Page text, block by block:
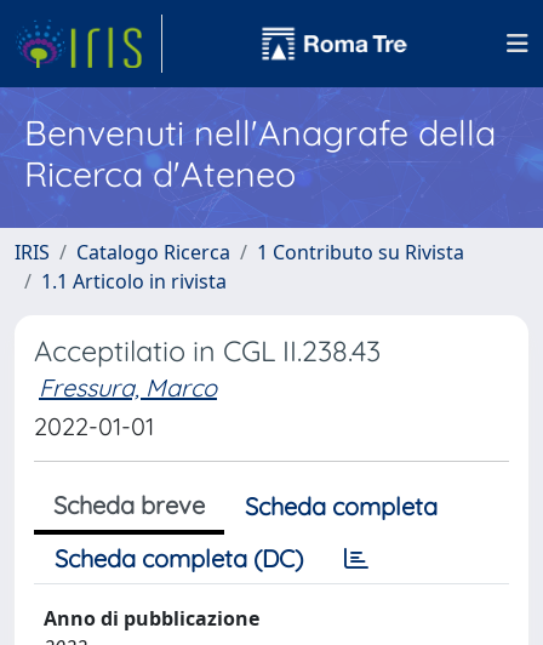
Benvenuti nell'Anagrafe della
Ricerca d'Ateneo
IRIS Catalogo Ricerca
1 Contributo su Rivista
1.1 Articolo in rivista
Acceptilatio in CGL II.238.43
Fressura, Marco
2022-01-01
Scheda breve
Scheda completa
Scheda completa (DC)
Anno di pubblicazione